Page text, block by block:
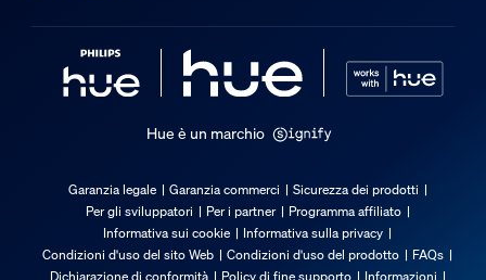
Hue è un marchio
Garanzia legale Garanzia commerci
Sicurezza dei prodotti
Per gli sviluppatori
Per i partner
Programma affiliato
Informativa sui cookie
Informativa sulla privacy
Condizioni d'uso del sito Web
Condizioni d'uso del prodotto
FAQs
Dichiarazione di conformità
Policy di fine supporto Informazioni